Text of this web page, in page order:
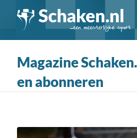
Magazine
en abonneren